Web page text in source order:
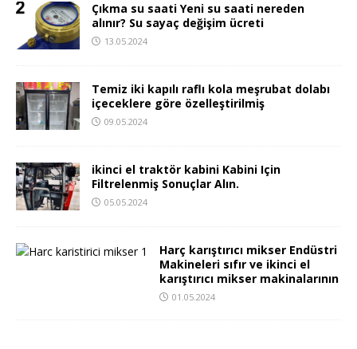
Çıkma su saati Yeni su saati nereden
alınır? Su sayaç değişim ücreti
13.05.2024
Temiz iki kapılı raflı kola meşrubat dolabı
içeceklere göre özelleştirilmiş
09.05.2024
ikinci el traktör kabini Kabini Için
Filtrelenmiş Sonuçlar Alın.
05.05.2024
Harç karıştırıcı mikser Endüstri
Makineleri sıfır ve ikinci el
karıştırıcı mikser makinalarının
01.05.2024